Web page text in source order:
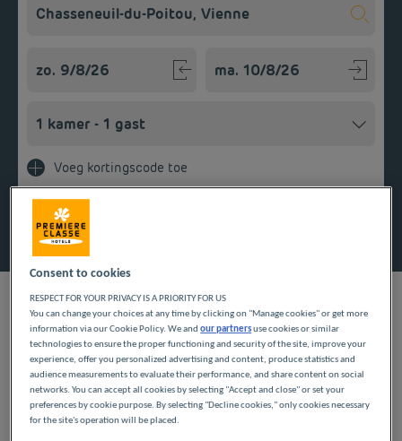
Voeg kortingscode toe
ONZE HOTELS IN
CHASSENEUIL-DU-
POITOU TEGEN LAGE
Consent to cookies
RESPECT FOR YOUR PRIVACY IS A PRIORITY FOR US
You can change your choices at any time by clicking on "Manage cookies" or get more
information via our Cookie Policy. We andour partnersuse cookies or similar
technologies to ensure the proper functioning and security of the site, improve your
experience, offer you personalized advertising and content, produce statistics and
audience measurements to evaluate their performance, and share content on social
networks. You can accept all cookies by selecting "Accept and close" or set your
preferences by cookie purpose. By selecting "Decline cookies," only cookies necessary
for the site's operation will be placed.